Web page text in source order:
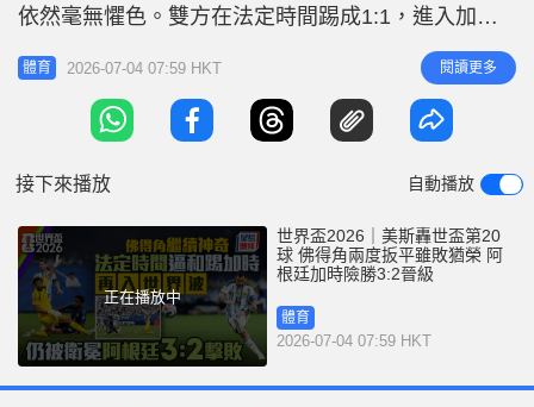
依然毫無懼色。雙方在法定時間踢成1:1，進入加時
賽更是高潮迭起。最終阿根廷憑藉美斯（Lionel
Messi）創歷史的世盃第20球，以及兩名「帶刀侍
衛」在加時賽先後建功，以3:2驚險淘汰兩度扳平的
佛得角，昂首晉級16強，下一圈將硬撼埃及。雖然佛
體育 2026-07-04 07:59 HKT 閱讀更多
接下來播放 自動播放
正在播放中
世界盃2026｜美斯轟世盃第20
球 佛得角兩度扳平雖敗猶榮 阿
根廷加時險勝3:2晉級
體育
2026-07-04 07:59 HKT